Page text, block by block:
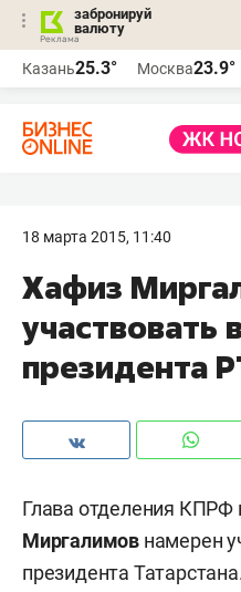
забронируй
валюту
Казань25.3° Москва23.9°
18 марта 2015, 11:40
Хафиз
участвовать
президента
Глава отделения КПРФ
Миргалимов намерен
президента